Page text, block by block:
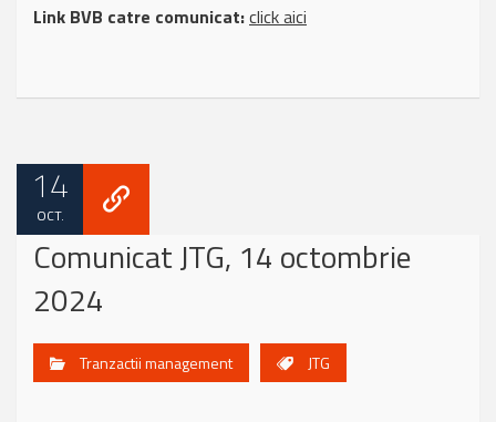
Link BVB catre comunicat:click aici
14
OCT.
Comunicat JTG, 14 octombrie
2024
Tranzactii management JTG